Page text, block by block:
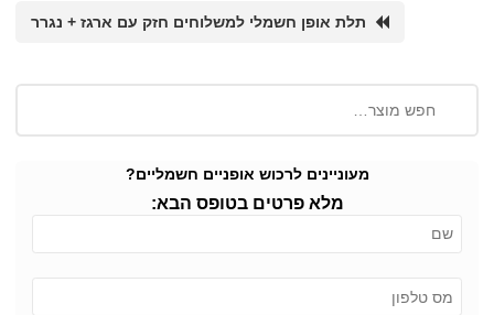
תלת אופן חשמלי למשלוחים חזק עם ארגז + נגרר
מעוניינים לרכוש אופניים חשמליים?
מלא פרטים בטופס הבא: